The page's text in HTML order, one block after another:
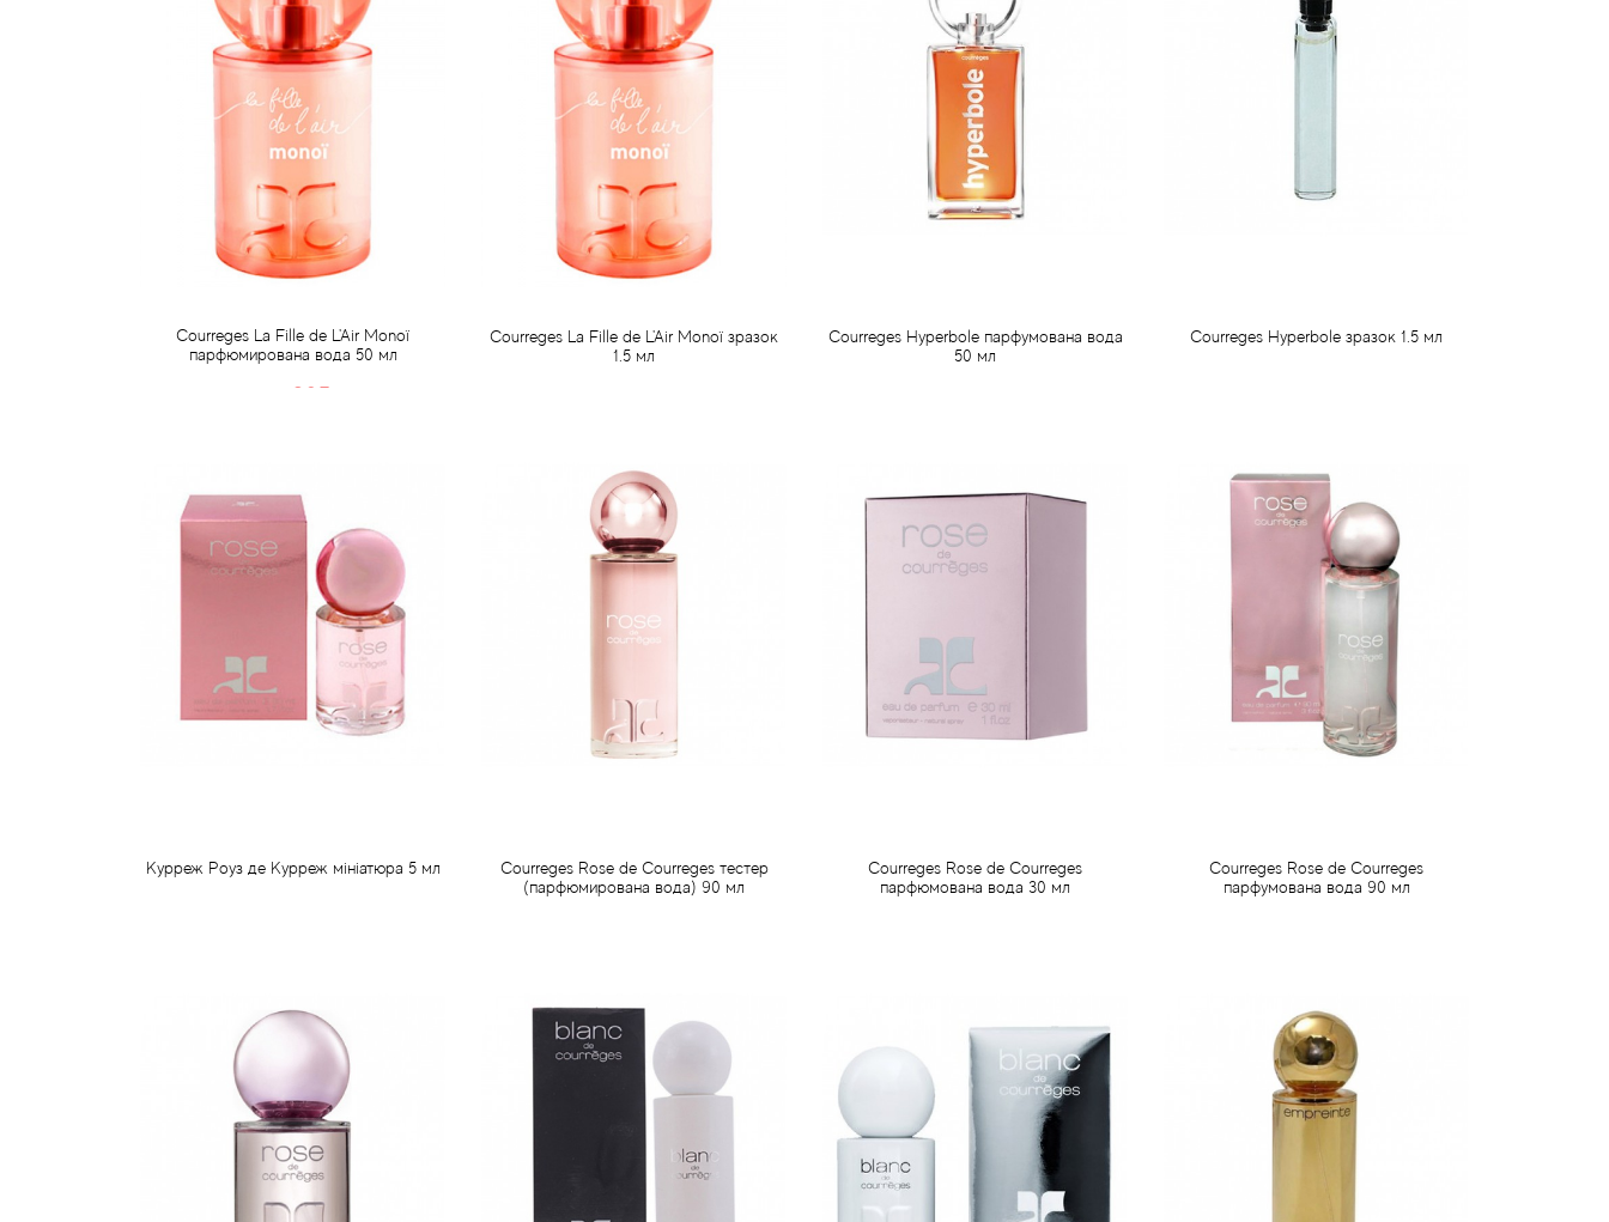
Courreges La Fille de L'Air Monoї
парфюмирована вода 50 мл
805 грн
Courreges La Fille de L'Air Monoї зразок
1.5 мл
Courreges Hyperbole парфумована вода
50 мл
Courreges Hyperbole зразок 1.5 мл
Курреж Роуз де Курреж мініатюра 5 мл
Courreges Rose de Courreges тестер
(парфюмирована вода) 90 мл
Courreges Rose de Courreges
парфюмована вода 30 мл
Courreges Rose de Courreges
парфумована вода 90 мл